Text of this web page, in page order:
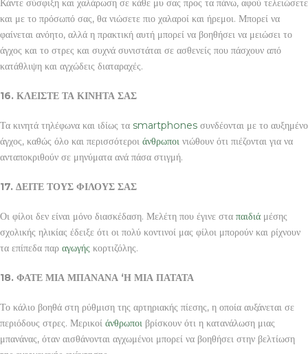
και με το πρόσωπό σας, θα νιώσετε πιο χαλαροί και ήρεμοι. Μπορεί να
φαίνεται ανόητο, αλλά η πρακτική αυτή μπορεί να βοηθήσει να μειώσει το
άγχος και το στρες και συχνά συνιστάται σε ασθενείς που πάσχουν από
κατάθλιψη και αγχώδεις διαταραχές.
16. ΚΛΕΙΣΤΕ ΤΑ ΚΙΝΗΤΑ ΣΑΣ
Τα κινητά τηλέφωνα και ιδίως τα smartphones συνδέονται με το αυξημένο
άγχος, καθώς όλο και περισσότεροι άνθρωποι νιώθουν ότι πιέζονται για να
ανταποκριθούν σε μηνύματα ανά πάσα στιγμή.
17. ΔΕΙΤΕ ΤΟΥΣ ΦΙΛΟΥΣ ΣΑΣ
Οι φίλοι δεν είναι μόνο διασκέδαση. Μελέτη που έγινε στα παιδιά μέσης
σχολικής ηλικίας έδειξε ότι οι πολύ κοντινοί μας φίλοι μπορούν και ρίχνουν
τα επίπεδα παρ αγωγής κορτιζόλης.
18. ΦΑΤΕ ΜΙΑ ΜΠΑΝΑΝΑ ‘Η ΜΙΑ ΠΑΤΑΤΑ
Το κάλιο βοηθά στη ρύθμιση της αρτηριακής πίεσης, η οποία αυξάνεται σε
περιόδους στρες. Μερικοί άνθρωποι βρίσκουν ότι η κατανάλωση μιας
μπανάνας, όταν αισθάνονται αγχωμένοι μπορεί να βοηθήσει στην βελτίωση